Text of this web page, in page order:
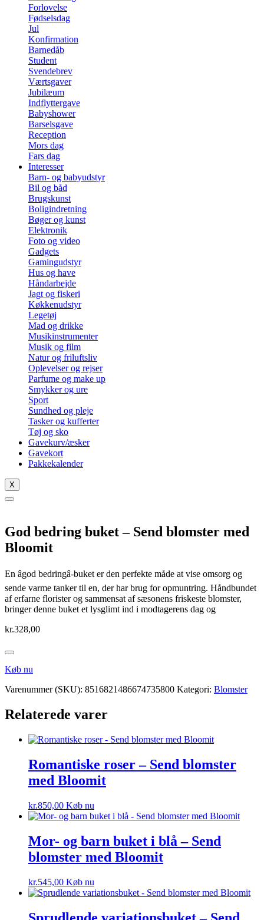
Forlovelse
Fødselsdag
Jul
Konfirmation
Barnedåb
Student
Svendebrev
Værtsgaver
Jubilæum
Indflyttergave
Babyshower
Barselsgave
Reception
Mors dag
Fars dag
Interesser
Barn- og babyudstyr
Bil og båd
Brugskunst
Boligindretning
Bøger og kunst
Elektronik
Foto og video
Gadgets
Gamingudstyr
Hus og have
Håndarbejde
Jagt og fiskeri
Køkkenudstyr
Legetøj
Mad og drikke
Musikinstrumenter
Musik og film
Natur og friluftsliv
Oplevelser og rejser
Parfume og make up
Smykker og ure
Sport
Sundhed og pleje
Tasker og kufferter
Tøj og sko
Gavekurv/æsker
Gavekort
Pakkekalender
X
God bedring buket – Send blomster med
Bloomit
En âgod bedringâ-buket er den perfekte måde at vise omsorg og
sende varme tanker til en, der har brug for opmuntring. Håndbundet
af erfarne florister og sammensat af sæsonens friskeste blomster,
bringer denne buket et lysglimt ind i modtagerens dag og
kr.328,00
Køb nu
Varenummer (SKU): 8516821486674735800 Kategori: Blomster
Relaterede varer
Romantiske roser – Send blomster
med Bloomit
kr.850,00 Køb nu
Mor- og barn buket i blå – Send
blomster med Bloomit
kr.545,00 Køb nu